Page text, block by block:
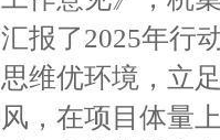
汇报了2025年行
思维优环境，立
风，在项目体量